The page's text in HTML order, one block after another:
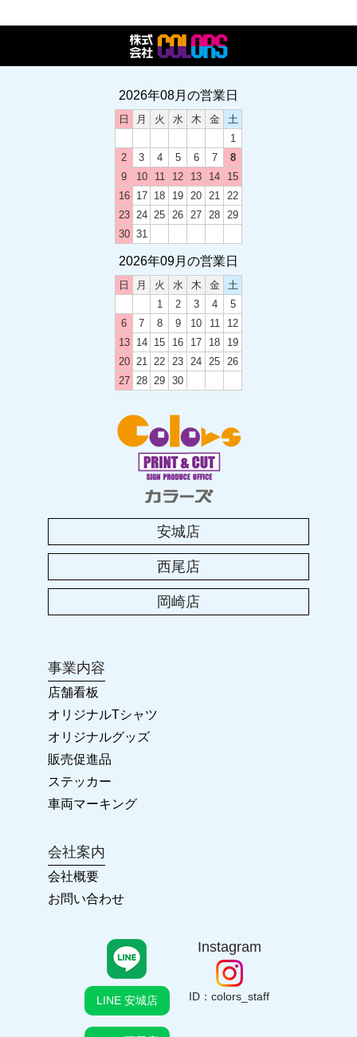
2026年08月の営業日
日 月 火 水 木 金
土
1
2
3 4 5 6 7
8
9
10 11 12 13 14
15
16
17 18 19 20 21
22
23
24 25 26 27 28
29
30 31
2026年09月の営業日
日 月 火 水 木 金
土
1
2 3 4
5
6
7 8 9 10 11
12
13
14 15 16 17 18
19
20
21 22 23 24 25
26
27
28 29 30
安城店
西尾店
岡崎店
事業内容
店舗看板
オリジナルTシャツ
オリジナルグッズ
販売促進品
ステッカー
車両マーキング
会社案内
会社概要
お問い合わせ
LINE 安城店
Instagram
ID：colors_staff